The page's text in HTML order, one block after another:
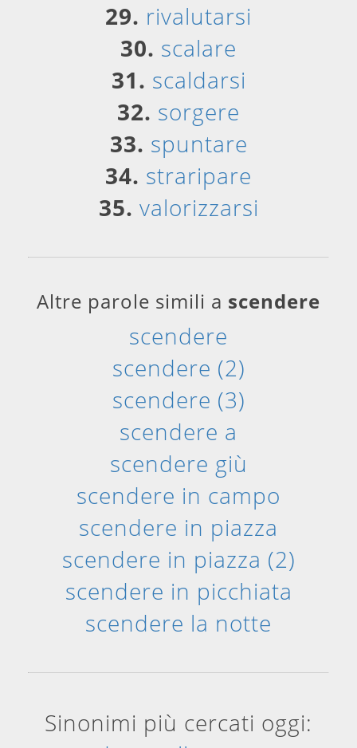
29. rivalutarsi
30. scalare
31. scaldarsi
32. sorgere
33. spuntare
34. straripare
35. valorizzarsi
Altre parole simili a scendere
scendere
scendere (2)
scendere (3)
scendere a
scendere giù
scendere in campo
scendere in piazza
scendere in piazza (2)
scendere in picchiata
scendere la notte
Sinonimi più cercati oggi: